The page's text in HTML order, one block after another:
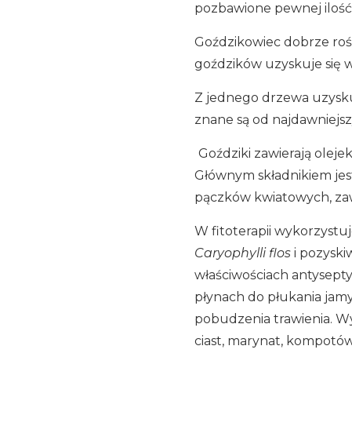
pozbawione pewnej
Goździkowiec dobrze
goździków uzyskuje się
Z jednego drzewa
znane są od
Goździki zawierają
Głównym składnikiem
pączków kwiatowych,
W fitoterapii
Caryophylli flos i
właściwościach
płynach do płukania
pobudzenia trawienia.
ciast, marynat,